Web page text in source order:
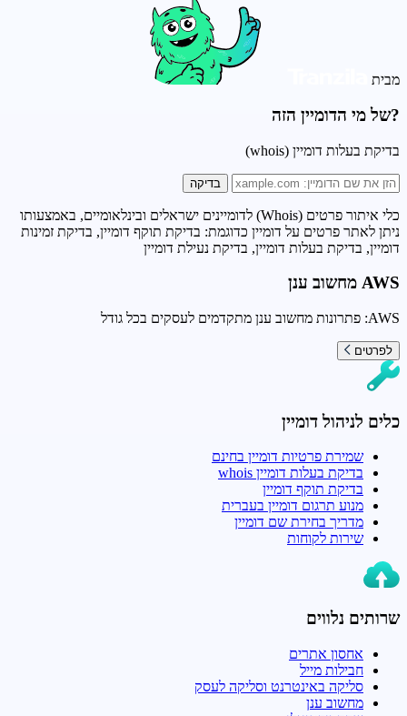
מבית
?של מי הדומיין הזה
בדיקת בעלות דומיין (whois)
בדיקה
כלי איתור פרטים (Whois) לדומיינים ישראלים ובינלאומיים, באמצעותו
ניתן לאתר פרטים על דומיין כדוגמת: בדיקת תוקף דומיין, בדיקת זמינות
דומיין, בדיקת בעלות דומיין, בדיקת נעילת דומיין
AWS מחשוב ענן
AWS: פתרונות מחשוב ענן מתקדמים לעסקים בכל גודל
לפרטים
כלים לניהול דומיין
שמירת פרטיות דומיין בחינם
בדיקת בעלות דומיין whois
בדיקת תוקף דומיין
מנוע תרגום דומיין בעברית
מדריך בחירת שם דומיין
שירות לקוחות
שרותים נלווים
אחסון אתרים
חבילות מייל
סליקה באינטרנט וסליקה לעסק
מחשוב ענן